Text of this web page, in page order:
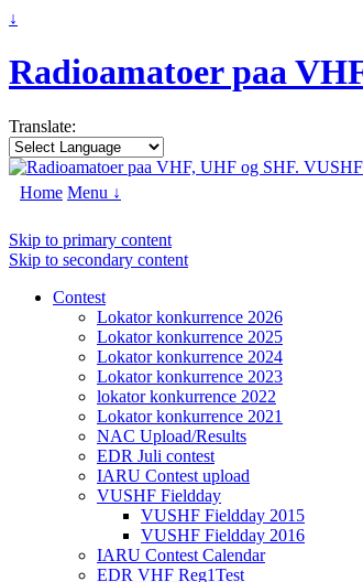
↓
Radioamatoer paa
Translate:
Home Menu ↓
Skip to primary content
Skip to secondary content
Contest
Lokator konkurrence 2026
Lokator konkurrence 2025
Lokator konkurrence 2024
Lokator konkurrence 2023
lokator konkurrence 2022
Lokator konkurrence 2021
NAC Upload/Results
EDR Juli contest
IARU Contest upload
VUSHF Fieldday
VUSHF Fieldday 2015
VUSHF Fieldday 2016
IARU Contest Calendar
EDR VHF Reg1Test